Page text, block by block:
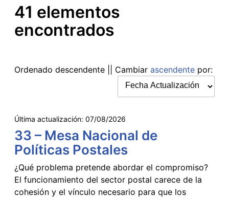
41 elementos
encontrados
Ordenado descendente || Cambiar ascendente por:
Última actualización: 07/08/2026
33 – Mesa Nacional de
Políticas Postales
¿Qué problema pretende abordar el compromiso?
El funcionamiento del sector postal carece de la
cohesión y el vínculo necesario para que los